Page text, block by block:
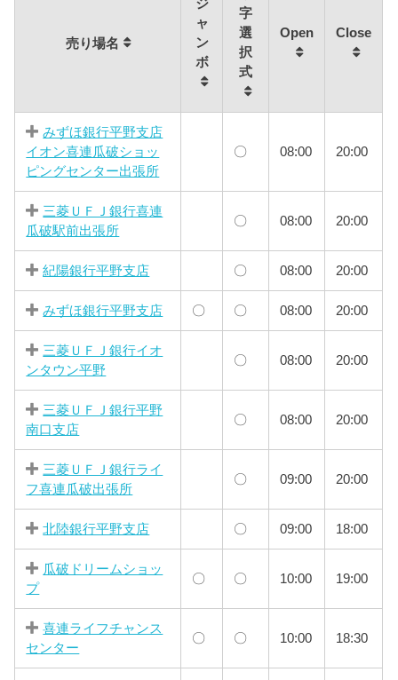
売り場名
ジ
ャ
ン
ボ
字
選
択
式
Open Close
みずほ銀行平野支店
イオン喜連瓜破ショッ
ピングセンター出張所
〇 08:00 20:00
三菱ＵＦＪ銀行喜連
瓜破駅前出張所
〇 08:00 20:00
紀陽銀行平野支店 〇 08:00 20:00
みずほ銀行平野支店 〇 〇 08:00 20:00
三菱ＵＦＪ銀行イオ
ンタウン平野
〇 08:00 20:00
三菱ＵＦＪ銀行平野
南口支店
〇 08:00 20:00
三菱ＵＦＪ銀行ライ
フ喜連瓜破出張所
〇 09:00 20:00
北陸銀行平野支店 〇 09:00 18:00
瓜破ドリームショッ
プ
〇 〇 10:00 19:00
喜連ライフチャンス
センター
〇 〇 10:00 18:30